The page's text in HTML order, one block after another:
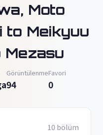
Moto
to Meikyuu
Mezasu
Görüntülenme
94
Favori
0
10 bölüm